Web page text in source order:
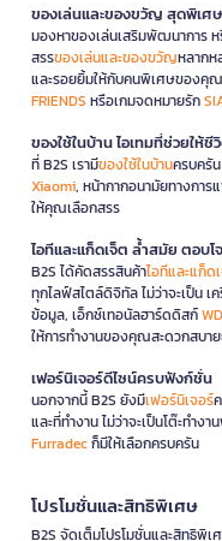
ของเล่นและของขวัญ สุดพิเศ
มองหาของเล่นเสริมพัฒนาการ
สรรของเล่นและของขวัญหลากห
และรอยยิ้มให้กับคนพิเศษของคุณ
FRIENDS หรือเกมจดหมายรัก
ของใช้ในบ้าน ไอเทมที่ช่วยให้
ที่ B2S เรามีของใช้ในบ้านครบครัน
Xiaomi, หน้ากากอนามัยทางการ
ให้คุณเลือกสรร
ไอทีและแก็ดเจ็ต ล้ำสมัย ตอบ
B2S ได้คัดสรรสินค้าไอทีและแก็ด
ทุกไลฟ์สไตล์ดิจิทัล ไม่ว่าจะเป็น เ
ข้อมูล, เอ็กซ์เทอนัลฮาร์ดดิสก์WD
ให้การทำงานของคุณสะดวกสบา
เฟอร์นิเจอร์ดีไซน์ครบฟังก์ชั่น
นอกจากนี้ B2S ยังมีเฟอร์นิเจอร์
และที่ทำงาน ไม่ว่าจะเป็นโต๊ะทำง
Furradecก็มีให้เลือกครบครัน
โปรโมชั่นและสิทธิพิเศษ
B2S จัดเต็มโปรโมชั่นและสิทธิพิ